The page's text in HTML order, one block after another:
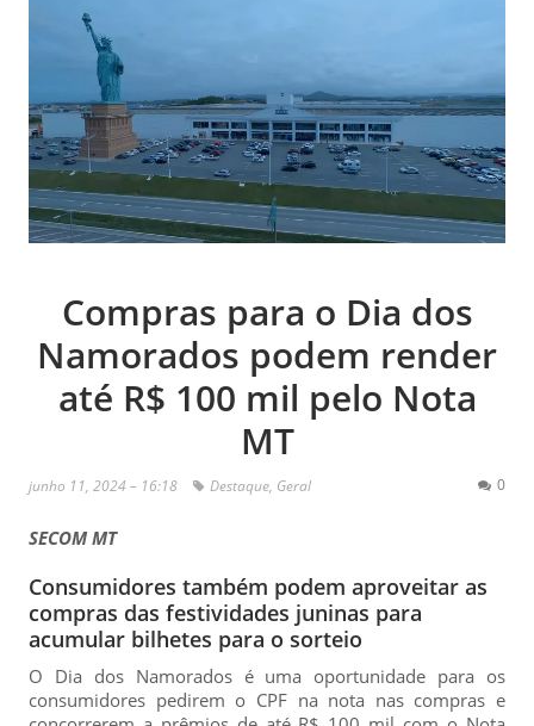
Compras para o Dia dos
Namorados podem render
até R$ 100 mil pelo Nota
MT
junho 11, 2024 – 16:18 Destaque, Geral 0
SECOM MT
Consumidores também podem aproveitar as
compras das festividades juninas para
acumular bilhetes para o sorteio
O Dia dos Namorados é uma oportunidade para os
consumidores pedirem o CPF na nota nas compras e